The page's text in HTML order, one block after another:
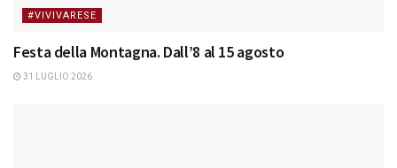
#VIVIVARESE
Festa della Montagna. Dall’8 al 15 agosto
31 LUGLIO 2026